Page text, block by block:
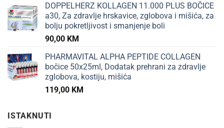
DOPPELHERZ KOLLAGEN 11.000 PLUS BOČICE
a30, Za zdravlje hrskavice, zglobova i mišića, za
bolju pokretljivost i smanjenje boli
90,00 KM
PHARMAVITAL ALPHA PEPTIDE COLLAGEN
bočice 50x25ml, Dodatak prehrani za zdravlje
zglobova, kostiju, mišića
119,00 KM
ISTAKNUTI